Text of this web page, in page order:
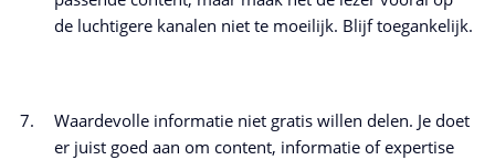
de luchtigere kanalen niet te moeilijk. Blijf toegankelijk.
Waardevolle informatie niet gratis willen delen. Je doet
er juist goed aan om content, informatie of expertise